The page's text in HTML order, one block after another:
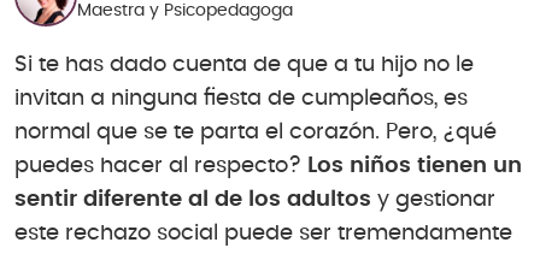
Maestra y Psicopedagoga
Si te has dado cuenta de que a tu hijo no le
invitan a ninguna fiesta de cumpleaños, es
normal que se te parta el corazón. Pero, ¿qué
puedes hacer al respecto? Los niños tienen un
sentir diferente al de los adultos y gestionar
este rechazo social puede ser tremendamente